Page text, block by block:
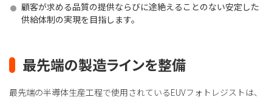
顧客が求める品質の提供ならびに途絶えることのない安定した
供給体制の実現を目指します。
最先端の製造ラインを整備
最先端の半導体生産工程で使用されているEUVフォトレジストは、